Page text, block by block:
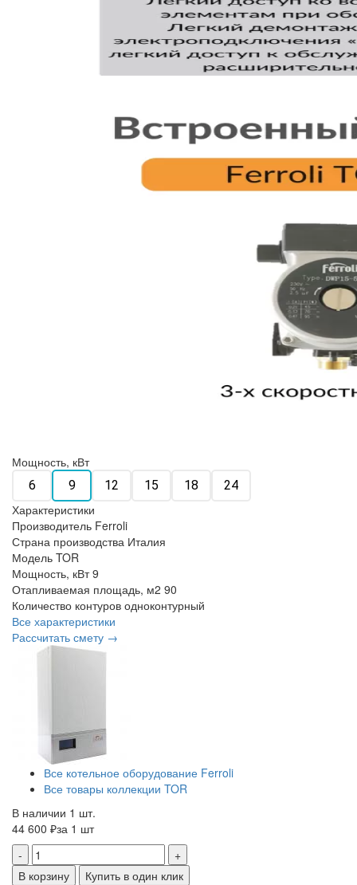
Мощность, кВт
6 9 12 15 18 24
Характеристики
Производитель Ferroli
Страна производства Италия
Модель TOR
Мощность, кВт 9
Отапливаемая площадь, м2 90
Количество контуров одноконтурный
Все характеристики
Рассчитать смету →
Все котельное оборудование Ferroli
Все товары коллекции TOR
В наличии 1 шт.
44 600 ₽за 1 шт
-
+
В корзину
Купить в один клик